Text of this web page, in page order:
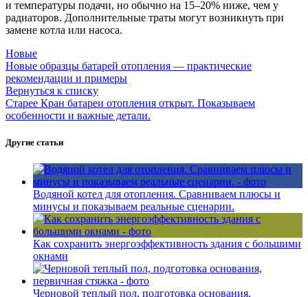
и температуры подачи, но обычно на 15–20% ниже, чем у
радиаторов. Дополнительные траты могут возникнуть при
замене котла или насоса.
Новые
Новые образцы батарей отопления — практические
рекомендации и примеры
Вернуться к списку
Старее Кран батареи отопления открыт. Показываем
особенности и важные детали.
Другие статьи
Водяной котел для отопления. Сравниваем плюсы и
минусы и показываем реальные сценарии.
Как сохранить энергоэффективность здания с большими
окнами
Черновой теплый пол, подготовка основания,